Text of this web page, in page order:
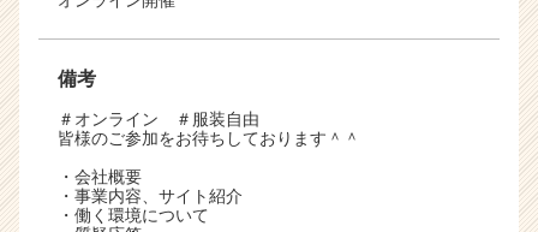
備考
＃オンライン ＃服装自由
皆様のご参加をお待ちしております＾＾
・会社概要
・事業内容、サイト紹介
・働く環境について